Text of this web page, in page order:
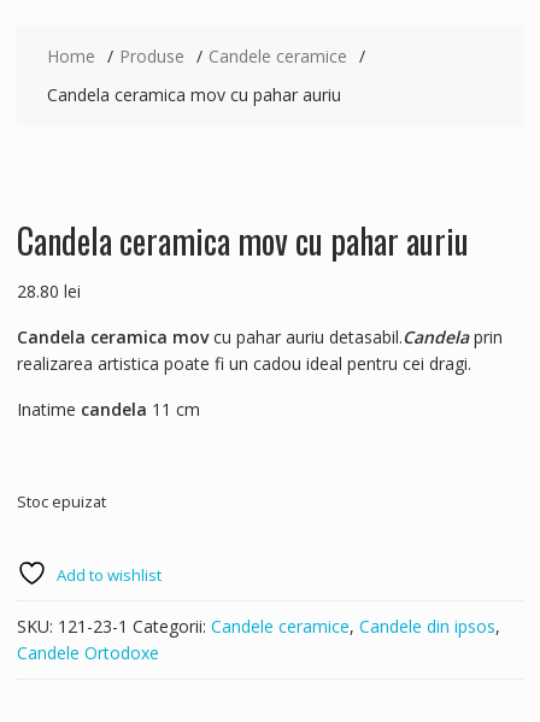
Home Produse
Candele ceramice
Candela ceramica mov cu pahar auriu
Candela ceramica mov cu pahar auriu
28.80 lei
Candela ceramica movcu pahar auriu detasabil.Candelaprin
realizarea artistica poate fi un cadou ideal pentru cei dragi.
Inatime candela 11 cm
Stoc epuizat
Add to wishlist
SKU: 121-23-1 Categorii: Candele ceramice, Candele din ipsos,
Candele Ortodoxe